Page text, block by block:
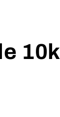
10k